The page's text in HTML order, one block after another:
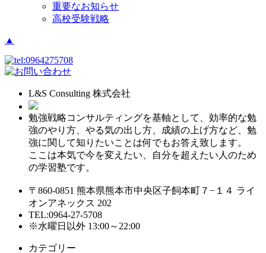
重要なお知らせ
高校受験戦略
▲
L&S Consulting 株式会社
勉強戦略コンサルティングを基軸として、効率的な勉
強のやり方、やる気の出し方、成績の上げ方など、勉
強に関して知りたいことは何でもお答え致します。
ここは本気で今を変えたい、自分を超えたい人のため
の学習塾です。
〒860-0851 熊本県熊本市中央区子飼本町７−１４ ライ
オンアネックス 202
TEL:0964-27-5708
※水曜日以外 13:00～22:00
カテゴリー